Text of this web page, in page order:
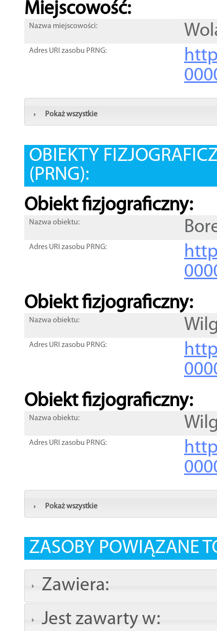
Miejscowość:
Nazwa miejscowości:
Adres URI zasobu PRNG:
Pokaż wszystkie
OBIEKTY
(PRNG):
Obiekt fizjograficzny:
Nazwa obiektu:
Adres URI zasobu PRNG:
Obiekt fizjograficzny:
Nazwa obiektu:
Adres URI zasobu PRNG:
Obiekt fizjograficzny:
Nazwa obiektu:
Adres URI zasobu PRNG:
Pokaż wszystkie
ZASOBY POWIĄZANE
Zawiera:
Jest zawarty w: